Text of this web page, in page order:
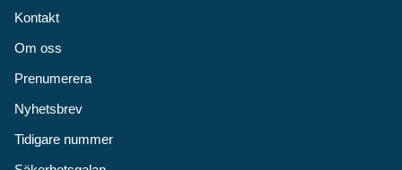
Kontakt
Om oss
Prenumerera
Nyhetsbrev
Tidigare nummer